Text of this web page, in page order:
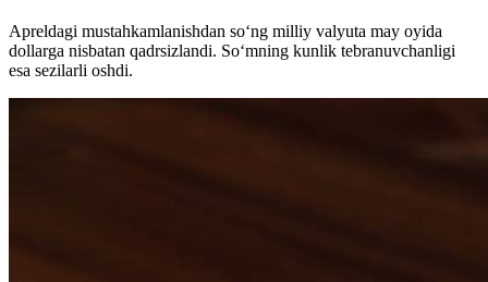
Apreldagi mustahkamlanishdan so‘ng milliy valyuta may oyida
dollarga nisbatan qadrsizlandi. So‘mning kunlik tebranuvchanligi
esa sezilarli oshdi.